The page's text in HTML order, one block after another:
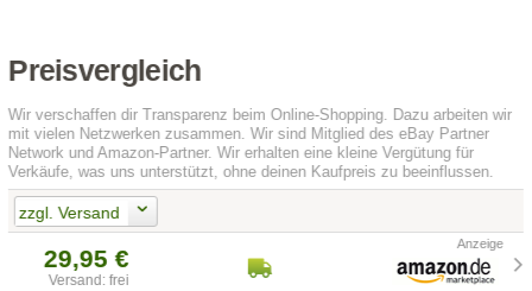
Preisvergleich
Wir verschaffen dir Transparenz beim Online-Shopping. Dazu arbeiten wir
mit vielen Netzwerken zusammen. Wir sind Mitglied des eBay Partner
Network und Amazon-Partner. Wir erhalten eine kleine Vergütung für
Verkäufe, was uns unterstützt, ohne deinen Kaufpreis zu beeinflussen.
zzgl. Versand
29,95 €
Versand: frei